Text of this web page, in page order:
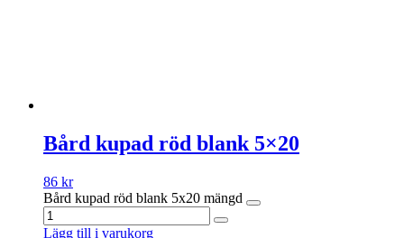
Bård kupad röd blank 5×20
86 kr
Bård kupad röd blank 5x20 mängd
Lägg till i varukorg